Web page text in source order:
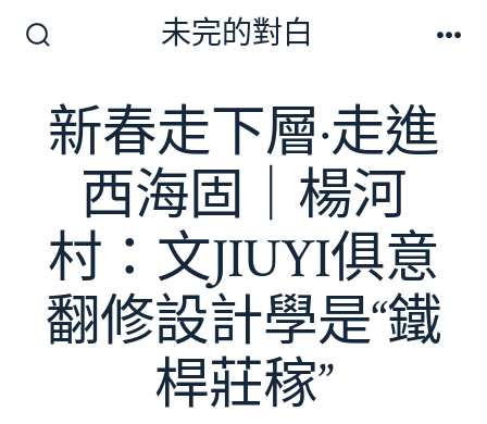
切
換
開
未完的對白
新春走下層·走進
西海固｜楊河
村：文JIUYI俱意
翻修設計學是“鐵
桿莊稼”